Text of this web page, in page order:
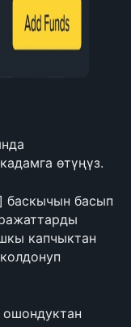
өтүңүз.
баскычын басып
капчыктан
колдонуп
ошондуктан